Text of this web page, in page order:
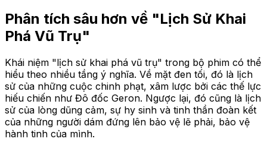
Phân tích sâu hơn về "Lịch Sử Khai
Phá Vũ Trụ"
Khái niệm "lịch sử khai phá vũ trụ" trong bộ phim có thể
hiểu theo nhiều tầng ý nghĩa. Về mặt đen tối, đó là lịch
sử của những cuộc chinh phạt, xâm lược bởi các thế lực
hiếu chiến như Đô đốc Geron. Ngược lại, đó cũng là lịch
sử của lòng dũng cảm, sự hy sinh và tinh thần đoàn kết
của những người dám đứng lên bảo vệ lẽ phải, bảo vệ
hành tinh của mình.